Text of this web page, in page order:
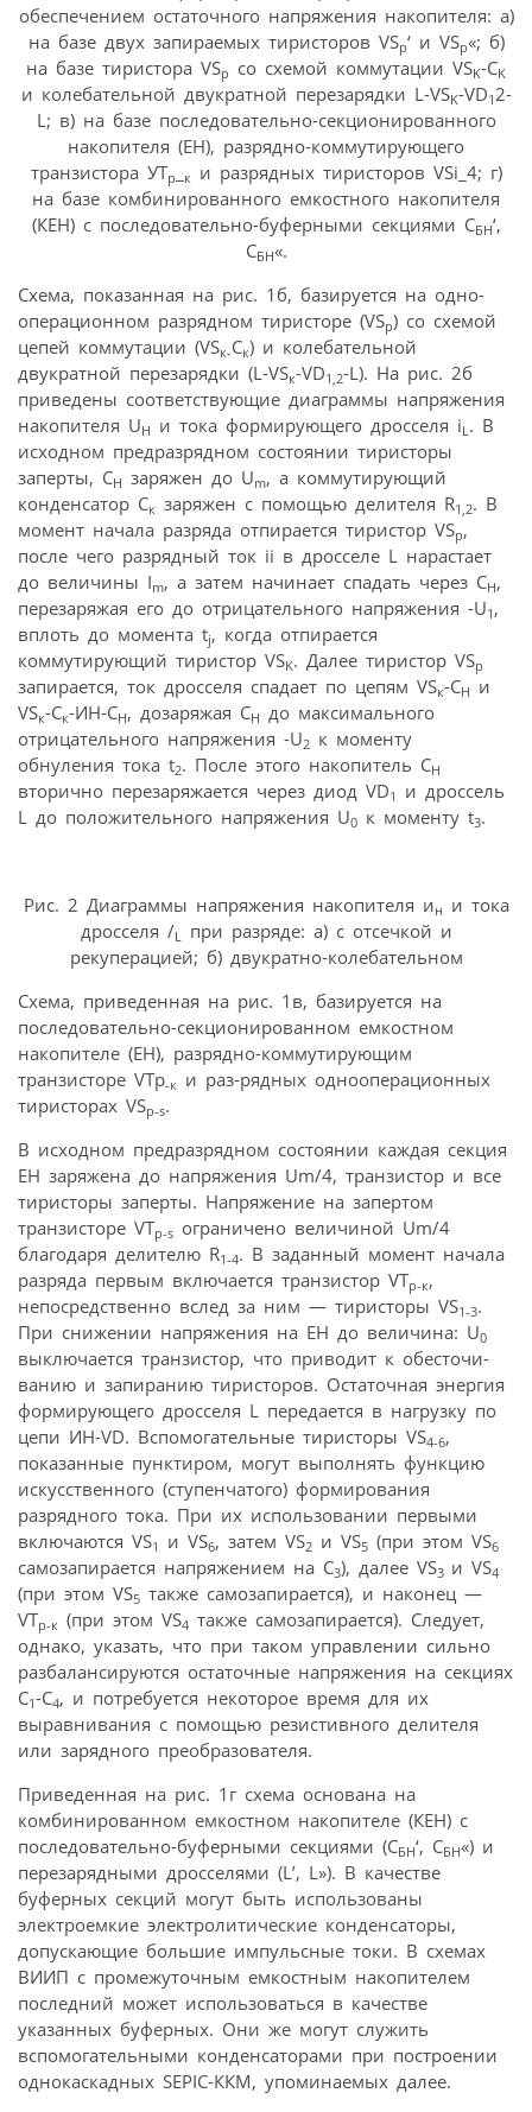
обеспечением остаточного напряжения накопителя: а)
на базе двух запираемых тиристоров VSp‘ и VSp«; б)
на базе тиристора VSp со схемой коммутации VSK-CK
и колебательной двукратной перезарядки L-VSK-VD12-
L; в) на базе последовательно-секционированного
накопителя (ЕН), разрядно-коммутирующего
транзистора УТр к и разрядных тиристоров VSi_4; г)
на базе комбинированного емкостного накопителя
(КЕН) с последовательно-буферными секциями СБН‘,
СБН«.
Схема, показанная на рис. 1б, базируется на одно-
операционном разрядном тиристоре (VSp) со схемой
цепей коммутации (VSк-Ск) и колебательной
двукратной перезарядки (L-VSк-VD1,2-L). На рис. 2б
приведены соответствующие диаграммы напряжения
накопителя UH и тока формирующего дросселя iL. В
исходном предразрядном состоянии тиристоры
заперты, СН заряжен до Um, а коммутирующий
конденсатор Ск заряжен с помощью делителя R1,2. В
момент начала разряда отпирается тиристор VSp,
после чего разрядный ток ii в дросселе L нарастает
до величины Im, а затем начинает спадать через СН,
перезаряжая его до отрицательного напряжения -U1 ,
вплоть до момента tj, когда отпирается
коммутирующий тиристор VSK. Далее тиристор VSp
запирается, ток дросселя спадает по цепям VSк-СН и
VSк-Ск-ИН-СН, дозаряжая СН до максимального
отрицательного напряжения -U2 к моменту
обнуления тока t2. После этого накопитель СН
вторично перезаряжается через диод VD1
и дроссель
L до положительного напряжения U0 к моменту t3.
Рис. 2 Диаграммы напряжения накопителя ин и тока
дросселя /L при разряде: а) с отсечкой и
рекуперацией; б) двукратно-колебательном
Схема, приведенная на рис. 1в, базируется на
последовательно-секционированном емкостном
накопителе (ЕН), разрядно-коммутирующим
транзисторе VTp-к и раз-рядных однооперационных
тиристорах VSp-s.
В исходном предразрядном состоянии каждая секция
ЕН заряжена до напряжения Um/4, транзистор и все
тиристоры заперты. Напряжение на запертом
транзисторе VTp-s ограничено величиной Um/4
благодаря делителю R1-4. В заданный момент начала
разряда первым включается транзистор VTp-к,
непосредственно вслед за ним — тиристоры VS1-3.
При снижении напряжения на ЕН до величина: U0
выключается транзистор, что приводит к обесточи-
ванию и запиранию тиристоров. Остаточная энергия
формирующего дросселя L передается в нагрузку по
цепи ИН-VD. Вспомогательные тиристоры VS4-6,
показанные пунктиром, могут выполнять функцию
искусственного (ступенчатого) формирования
разрядного тока. При их использовании первыми
включаются VS1 и VS6, затем VS2 и VS5 (при этом VS6
самозапирается напряжением на С3), далее VS3 и VS4
(при этом VS5 также самозапирается), и наконец —
VTp-к (при этом VS4 также самозапирается). Следует,
однако, указать, что при таком управлении сильно
разбалансируются остаточные напряжения на секциях
C1-C4, и потребуется некоторое время для их
выравнивания с помощью резистивного делителя
или зарядного преобразователя.
Приведенная на рис. 1г схема основана на
комбинированном емкостном накопителе (КЕН) с
последовательно-буферными секциями (СБН‘, СБН«) и
перезарядными дросселями (L’, L»). В качестве
буферных секций могут быть использованы
электроемкие электролитические конденсаторы,
допускающие большие импульсные токи. В схемах
ВИИП с промежуточным емкостным накопителем
последний может использоваться в качестве
указанных буферных. Они же могут служить
вспомогательными конденсаторами при построении
однокаскадных SEPIC-ККМ, упоминаемых далее.